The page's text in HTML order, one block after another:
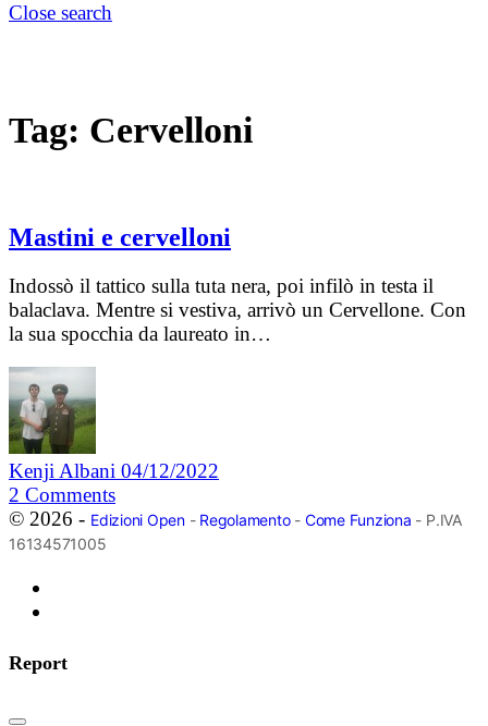
Close search
Tag: Cervelloni
Mastini e cervelloni
Indossò il tattico sulla tuta nera, poi infilò in testa il
balaclava. Mentre si vestiva, arrivò un Cervellone. Con
la sua spocchia da laureato in…
Kenji Albani 04/12/2022
2 Comments
© 2026 - Edizioni Open- Regolamento- Come Funziona - P.IVA
16134571005
Report